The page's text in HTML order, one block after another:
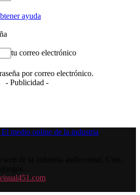
ayuda
tu correo electrónico
por correo electrónico.
- Publicidad -